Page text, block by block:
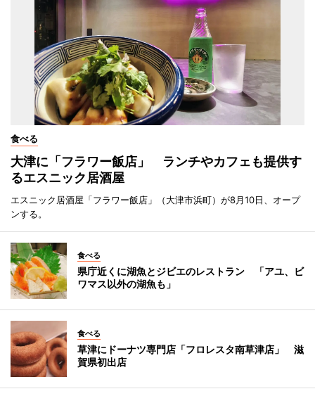
食べる
大津に「フラワー飯店」 ランチやカフェも提供す
るエスニック居酒屋
エスニック居酒屋「フラワー飯店」（大津市浜町）が8月10日、オープ
ンする。
食べる
県庁近くに湖魚とジビエのレストラン 「アユ、ビ
ワマス以外の湖魚も」
食べる
草津にドーナツ専門店「フロレスタ南草津店」 滋
賀県初出店